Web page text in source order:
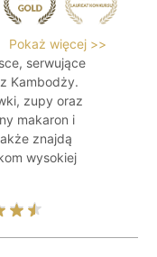
Pokaż więcej >>
serwujące
Kambodży.
zupy oraz
makaron i
znajdą
wysokiej